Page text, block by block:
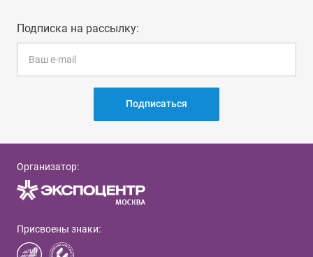
Подписка на рассылку:
Подписаться
Организатор:
Присвоены знаки: